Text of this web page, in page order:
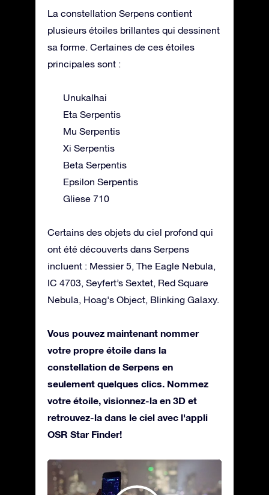
La constellation Serpens contient
plusieurs étoiles brillantes qui dessinent
sa forme. Certaines de ces étoiles
principales sont :
Unukalhai
Eta Serpentis
Mu Serpentis
Xi Serpentis
Beta Serpentis
Epsilon Serpentis
Gliese 710
Certains des objets du ciel profond qui
ont été découverts dans Serpens
incluent : Messier 5, The Eagle Nebula,
IC 4703, Seyfert’s Sextet, Red Square
Nebula, Hoag's Object, Blinking Galaxy.
Vous pouvez maintenant nommer
votre propre étoile dans la
constellation de Serpens en
seulement quelques clics. Nommez
votre étoile, visionnez-la en 3D et
retrouvez-la dans le ciel avec l'appli
OSR Star Finder!